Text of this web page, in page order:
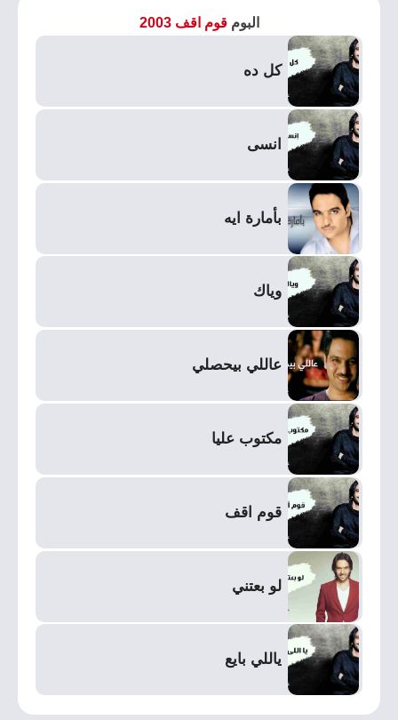
البومقوم اقف 2003
كل ده
انسى
بأمارة ايه
وياك
عاللي بيحصلي
مكتوب عليا
قوم اقف
لو بعتني
ياللي بايع